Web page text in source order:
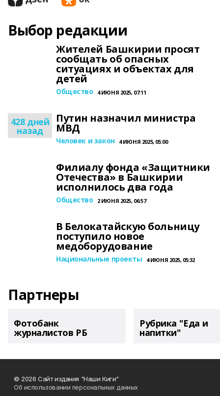
Выбор редакции
Жителей Башкирии просят
сообщать об опасных
ситуациях и объектах для
детей
Общество 4 ИЮНЯ 2025, 07:11
428 дней
назад
Путин назначил министра
МВД
Человек и закон 4 ИЮНЯ 2025, 05:00
Филиалу фонда «Защитники
Отечества» в Башкирии
исполнилось два года
Общество 2 ИЮНЯ 2025, 06:57
В Белокатайскую больницу
поступило новое
медоборудование
Национальные проекты 4 ИЮНЯ 2025, 05:32
Партнеры
Фотобанк
журналистов РБ
Рубрика "Еда и
напитки"
© 2026 Сайт издания "Наши Киги"
Об использовании персональных данных